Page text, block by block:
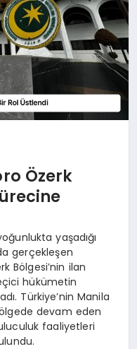
Özerk
yaşadığı
gerçekleşen
Bölgesi’nin ilan
hükümetin
Türkiye’nin Manila
devam eden
faaliyetleri